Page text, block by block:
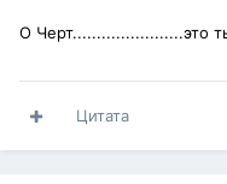
О Черт.......................это
Цитата